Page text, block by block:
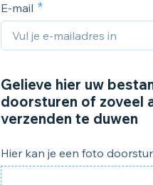
E-mail
Gelieve hier uw
doorsturen of zoveel
verzenden te duwen
Hier kan je een foto